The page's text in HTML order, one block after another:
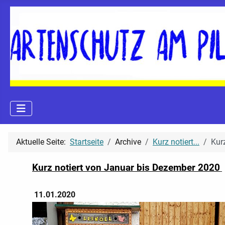
Aktuelle Seite: Startseite Archive Kurz notiert...
Kurz notiert von Januar bis Dezember 2020
11.01.2020